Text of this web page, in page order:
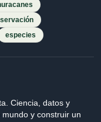
especies
Ciencia, datos y
y construir un